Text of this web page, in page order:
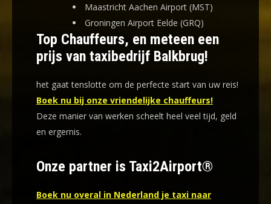
Maastricht Aachen Airport (MST)
Groningen Airport Eelde (GRQ)
Top Chauffeurs, en meteen een
prijs van taxibedrijf Balkbrug!
het gaat tenslotte om de perfecte start van uw reis!
Boek nu bij onze vriendelijke chauffeurs!
Deze manier van werken scheelt heel veel tijd, geld
en ergernis.
Onze partner is Taxi2Airport®
Boek nu overal in Nederland je taxi naar